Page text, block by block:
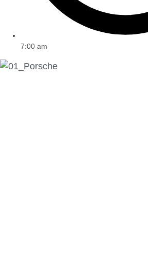
7:00 am